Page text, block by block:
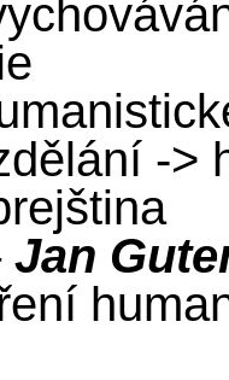
->
Jan